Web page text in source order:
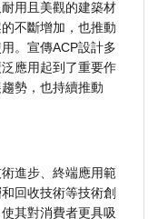
用且美觀的建築材
不斷增加，也推動
。宣傳ACP設計多
應用起到了重要作
勢，也持續推動
進步、終端應用範
回收技術等技術創
其對消費者更具吸